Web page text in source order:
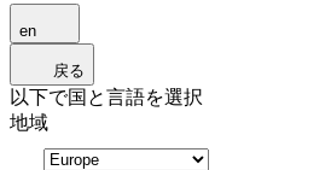
en
戻る
以下で国と言語を選択
地域